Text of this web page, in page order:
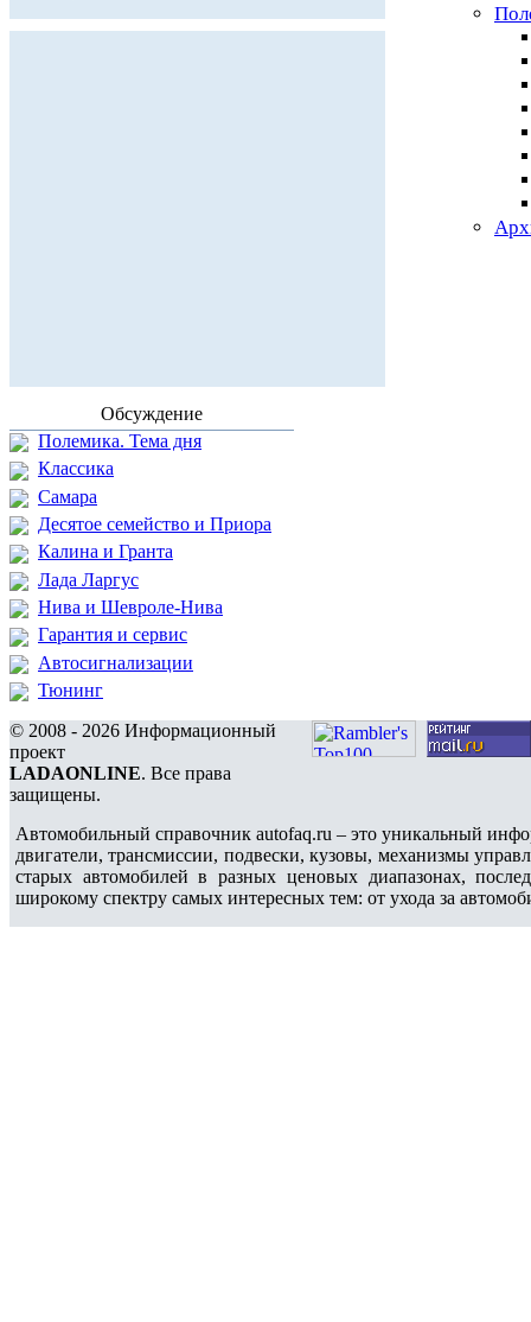
Обсуждение
Полемика. Тема дня
Классика
Самара
Десятое семейство и Приора
Калина и Гранта
Лада Ларгус
Нива и Шевроле-Нива
Гарантия и сервис
Автосигнализации
Тюнинг
© 2008 - 2026 Информационный
проект
LADAONLINE. Все права
защищены.
Автомобильный справочник autofaq.ru – это уникальный
двигатели, трансмиссии, подвески, кузовы, механизмы
старых автомобилей в разных ценовых диапазонах,
широкому спектру самых интересных тем: от ухода за